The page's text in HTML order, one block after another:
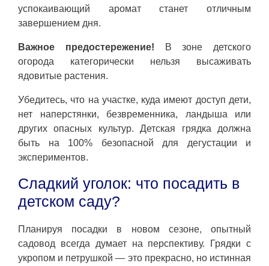
успокаивающий аромат станет отличным
завершением дня.
Важное предостережение! В зоне детского
огорода категорически нельзя высаживать
ядовитые растения.
Убедитесь, что на участке, куда имеют доступ дети,
нет наперстянки, безвременника, ландыша или
других опасных культур. Детская грядка должна
быть на 100% безопасной для дегустации и
экспериментов.
Сладкий уголок: что посадить в
детском саду?
Планируя посадки в новом сезоне, опытный
садовод всегда думает на перспективу. Грядки с
укропом и петрушкой — это прекрасно, но истинная